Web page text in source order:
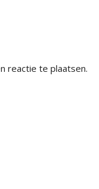
reactie te plaatsen.